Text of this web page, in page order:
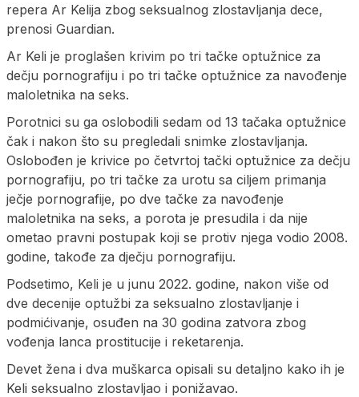
repera Ar Kelija zbog seksualnog zlostavljanja dece,
prenosi Guardian.
Ar Keli je proglašen krivim po tri tačke optužnice za
dečju pornografiju i po tri tačke optužnice za navođenje
maloletnika na seks.
Porotnici su ga oslobodili sedam od 13 tačaka optužnice
čak i nakon što su pregledali snimke zlostavljanja.
Oslobođen je krivice po četvrtoj tački optužnice za dečju
pornografiju, po tri tačke za urotu sa ciljem primanja
ječje pornografije, po dve tačke za navođenje
maloletnika na seks, a porota je presudila i da nije
ometao pravni postupak koji se protiv njega vodio 2008.
godine, takođe za dječju pornografiju.
Podsetimo, Keli je u junu 2022. godine, nakon više od
dve decenije optužbi za seksualno zlostavljanje i
podmićivanje, osuđen na 30 godina zatvora zbog
vođenja lanca prostitucije i reketarenja.
Devet žena i dva muškarca opisali su detaljno kako ih je
Keli seksualno zlostavljao i ponižavao.